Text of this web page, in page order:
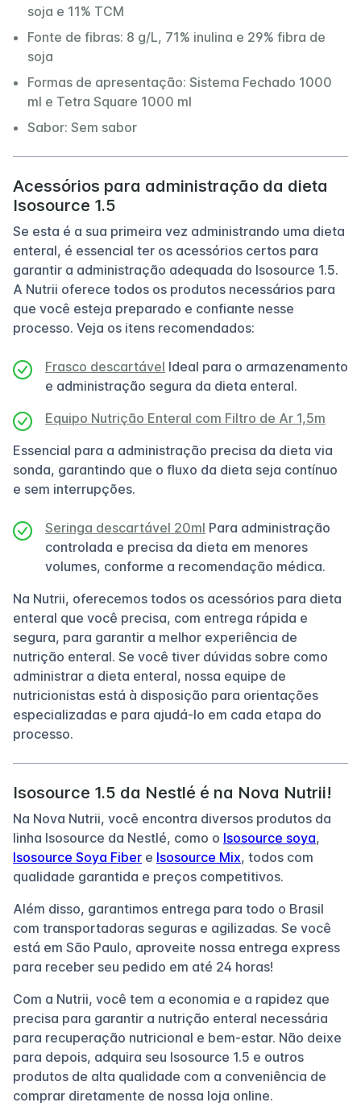
soja e 11% TCM
Fonte de fibras: 8 g/L, 71% inulina e 29% fibra de
soja
Formas de apresentação: Sistema Fechado 1000
ml e Tetra Square 1000 ml
Sabor: Sem sabor
Acessórios para administração da dieta
Isosource 1.5
Se esta é a sua primeira vez administrando uma dieta
enteral, é essencial ter os acessórios certos para
garantir a administração adequada do Isosource 1.5.
A Nutrii oferece todos os produtos necessários para
que você esteja preparado e confiante nesse
processo. Veja os itens recomendados:
Frasco descartável Ideal para o armazenamento
e administração segura da dieta enteral.
Equipo Nutrição Enteral com Filtro de Ar 1,5m
Essencial para a administração precisa da dieta via
sonda, garantindo que o fluxo da dieta seja contínuo
e sem interrupções.
Seringa descartável 20ml Para administração
controlada e precisa da dieta em menores
volumes, conforme a recomendação médica.
Na Nutrii, oferecemos todos os acessórios para dieta
enteral que você precisa, com entrega rápida e
segura, para garantir a melhor experiência de
nutrição enteral. Se você tiver dúvidas sobre como
administrar a dieta enteral, nossa equipe de
nutricionistas está à disposição para orientações
especializadas e para ajudá-lo em cada etapa do
processo.
Isosource 1.5 da Nestlé é na Nova Nutrii!
Na Nova Nutrii, você encontra diversos produtos da
linha Isosource da Nestlé, como o Isosource soya,
Isosource Soya Fiber e Isosource Mix, todos com
qualidade garantida e preços competitivos.
Além disso, garantimos entrega para todo o Brasil
com transportadoras seguras e agilizadas. Se você
está em São Paulo, aproveite nossa entrega express
para receber seu pedido em até 24 horas!
Com a Nutrii, você tem a economia e a rapidez que
precisa para garantir a nutrição enteral necessária
para recuperação nutricional e bem-estar. Não deixe
para depois, adquira seu Isosource 1.5 e outros
produtos de alta qualidade com a conveniência de
comprar diretamente de nossa loja online.